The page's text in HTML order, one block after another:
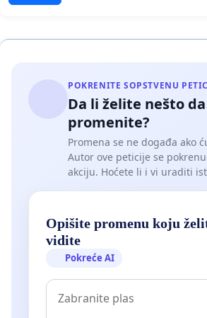
POKRENITE SOPSTVENU
Da li želite nešto da
promenite?
Promena se ne događa ako
Autor ove peticije se
akciju. Hoćete li i vi uraditi
Opišite promenu koju
vidite
Pokreće AI